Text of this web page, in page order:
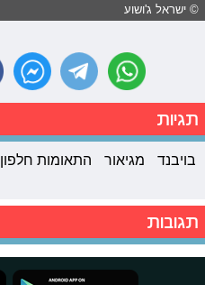
© ישראל ג'ושוע
תגיות
בויבנד מגיאור התאומות חלפון
תגובות